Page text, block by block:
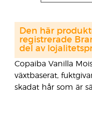
Copaiba Vanilla
växtbaserat,
skadat hår som är
Den här
registrerade
del av